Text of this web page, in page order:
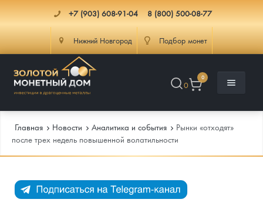
+7 (903) 608-91-04 8 (800) 500-08-77
Нижний Новгород Подбор монет
0
0
Каталог Монет
Инфо
Главная Новости Аналитика и события
Рынки «отходят»
после трех недель повышенной волатильности